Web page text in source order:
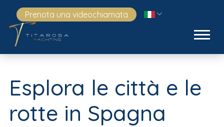
Prenota una videochiamata
Esplora le città e le
rotte in Spagna